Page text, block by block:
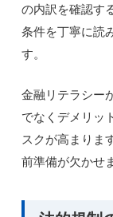
の内訳を確認す
条件を丁寧に読
す。
金融リテラシー
でなくデメリッ
スクが高まりま
前準備が欠かせ